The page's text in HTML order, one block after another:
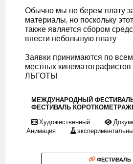
Обычно мы не берем плату
материалы, но поскольку
также является сбором
внести небольшую плату.
Заявки принимаются по
местных кинематографистов
ЛЬГОТЫ.
МЕЖДУНАРОДНЫЙ
ФЕСТИВАЛЬ
Художественный
Анимация
ФЕСТИВАЛЬ